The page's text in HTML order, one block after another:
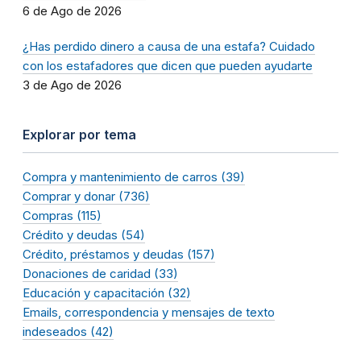
6 de Ago de 2026
¿Has perdido dinero a causa de una estafa? Cuidado
con los estafadores que dicen que pueden ayudarte
3 de Ago de 2026
Explorar por tema
Compra y mantenimiento de carros (39)
Comprar y donar (736)
Compras (115)
Crédito y deudas (54)
Crédito, préstamos y deudas (157)
Donaciones de caridad (33)
Educación y capacitación (32)
Emails, correspondencia y mensajes de texto
indeseados (42)